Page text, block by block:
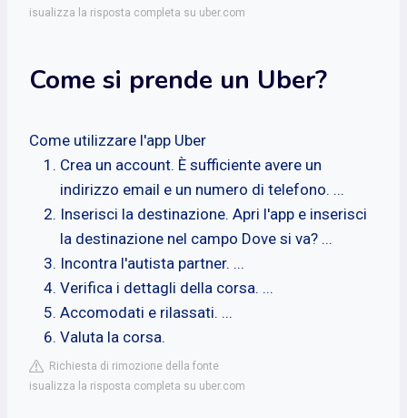
isualizza la risposta completa su uber.com
Come si prende un Uber?
Come utilizzare l'app Uber
Crea un account. È sufficiente avere un
indirizzo email e un numero di telefono. ...
Inserisci la destinazione. Apri l'app e inserisci
la destinazione nel campo Dove si va? ...
Incontra l'autista partner. ...
Verifica i dettagli della corsa. ...
Accomodati e rilassati. ...
Valuta la corsa.
Richiesta di rimozione della fonte
isualizza la risposta completa su uber.com